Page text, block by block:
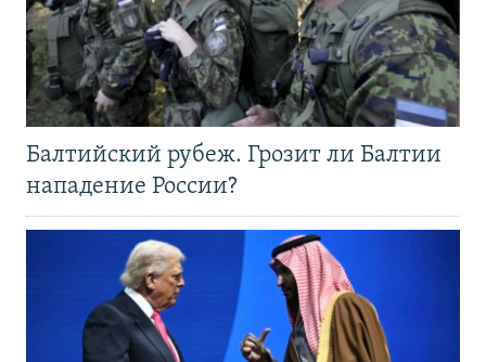
Балтийский рубеж. Грозит ли Балтии
нападение России?